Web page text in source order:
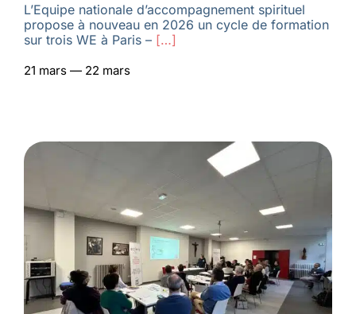
L’Equipe nationale d’accompagnement spirituel
propose à nouveau en 2026 un cycle de formation
sur trois WE à Paris –[…]
21 mars — 22 mars